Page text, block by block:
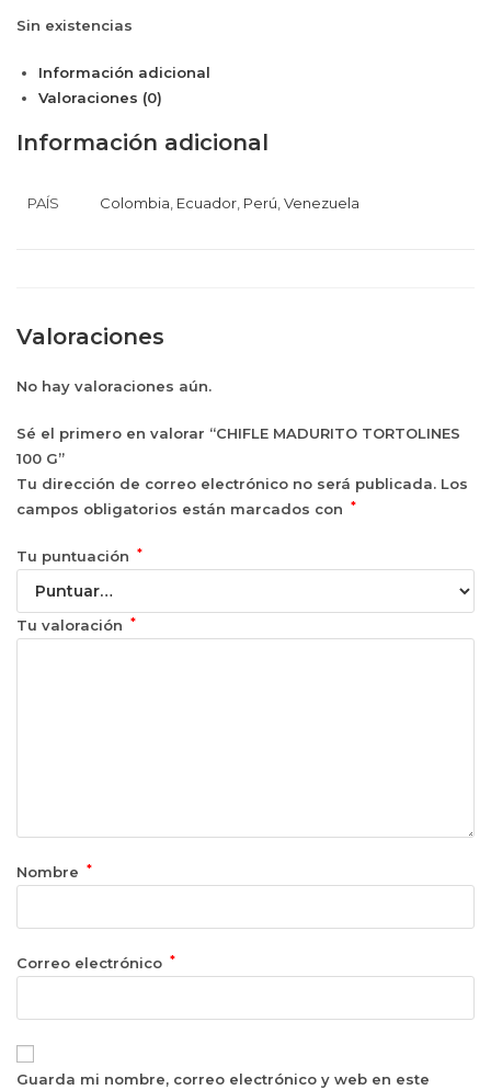
Sin existencias
Información adicional
Valoraciones (0)
Información adicional
PAÍS Colombia, Ecuador, Perú,Venezuela
Valoraciones
No hay valoraciones aún.
Sé el primero en valorar “CHIFLE MADURITO TORTOLINES
100 G”
Tu dirección de correo electrónico no será publicada. Los
campos obligatorios están marcados con
*
Tu puntuación *
Tu valoración *
Nombre *
Correo electrónico *
Guarda mi nombre, correo electrónico y web en este